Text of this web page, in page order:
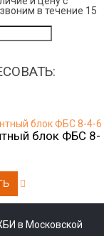
в течение 15
блок ФБС 8-
в Московской